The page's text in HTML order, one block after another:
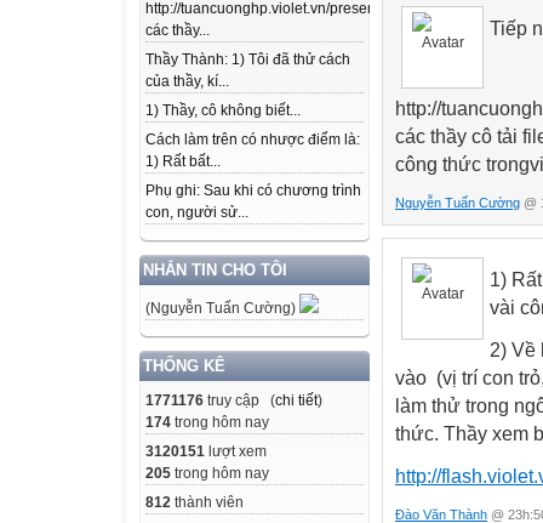
http://tuancuonghp.violet.vn/present/show/entry_id/
các thầy...
Thầy Thành: 1) Tôi đã thử cách
của thầy, kí...
1) Thầy, cô không biết...
Cách làm trên có nhược điểm là:
1) Rất bất...
Phụ ghi: Sau khi có chương trình
con, người sử...
NHẮN TIN CHO TÔI
(Nguyễn Tuấn Cường)
THỐNG KÊ
1771176 truy cập (chi tiết)
174 trong hôm nay
3120151 lượt xem
205 trong hôm nay
812 thành viên
Tiếp
http://
các thầy cô tải
công thức
Nguyễn Tuấn Cường @
1)
vài
2) Về
vào (vị trí con
làm thử trong
thức. Thầy xem
http://
Đào Văn Thành @